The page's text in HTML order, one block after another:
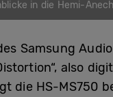
in die Hemi-
Samsung
also
die HS-MS750